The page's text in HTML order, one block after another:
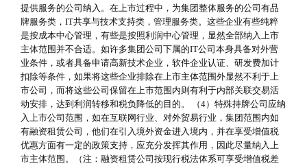
提供服务的公司纳入。在上市过程中，为集团整体服务的公司有品
牌服务类，IT共享与技术支持类，管理服务类。这些企业有些纯粹
是按成本中心管理，有些是按照利润中心管理，显然全部纳入上市
主体范围并不合适。如许多集团公司下属的IT公司本身具备对外营
业条件，或者具备申请高新技术企业，软件企业认证、研发费加计
扣除等条件，如果将这些企业排除在上市主体范围外显然不利于上
市公司，而将这些公司保留在上市范围内则有利于内部关联交易活
动安排，达到利润转移和税负降低的目的。 （4）特殊持牌公司应纳
入上市公司范围，如在互联网行业、对外贸易行业，集团范围内如
有融资租赁公司，他们在引入境外资金进入境内，并在享受增值税
优惠方面有一定的政策支持，应充分发挥其作用，因此尽量纳入上
市主体范围。（注：融资租赁公司按现行税法体系可享受增值税差